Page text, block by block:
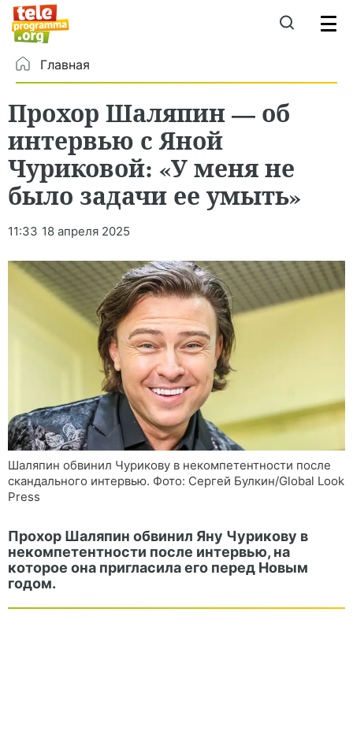
Главная
Прохор Шаляпин — об
интервью с Яной
Чуриковой: «У меня не
было задачи ее умыть»
11:33 18 апреля 2025
Шаляпин обвинил Чурикову в некомпетентности после
скандального интервью. Фото: Сергей Булкин/Global Look
Press
Прохор Шаляпин обвинил Яну Чурикову в
некомпетентности после интервью, на
которое она пригласила его перед Новым
годом.